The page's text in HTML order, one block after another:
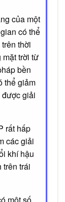
của một
có thể
thời
trời từ
bền
thể giảm
giải
rất hấp
các giải
khí hậu
trên trái